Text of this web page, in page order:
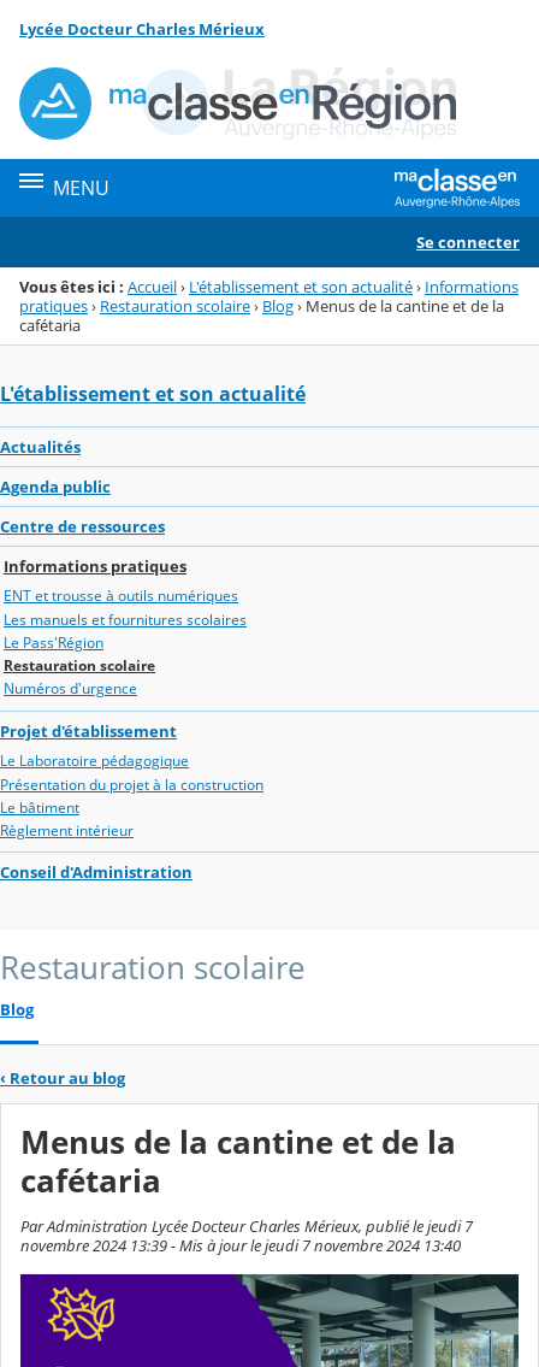
Menu de la rubrique
Contenu
Lycée Docteur Charles Mérieux
MENU
Se connecter
Vous êtes ici : Accueil› L'établissement et son actualité› Informations
pratiques› Restauration scolaire› Blog› Menus de la cantine et de la
cafétaria
L'établissement et son actualité
Actualités
Agenda public
Centre de ressources
Informations pratiques
ENT et trousse à outils numériques
Les manuels et fournitures scolaires
Le Pass'Région
Restauration scolaire
Numéros d'urgence
Projet d'établissement
Le Laboratoire pédagogique
Présentation du projet à la construction
Le bâtiment
Règlement intérieur
Conseil d'Administration
Restauration scolaire
Blog
‹ Retour au blog
Menus de la cantine et de la
cafétaria
Par Administration Lycée Docteur Charles Mérieux, publié le jeudi 7
novembre 2024 13:39 - Mis à jour le jeudi 7 novembre 2024 13:40